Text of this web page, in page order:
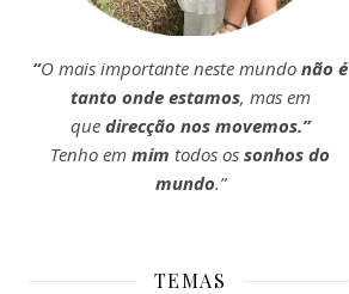
“O mais importante neste mundo não é
tanto onde estamos, mas em
que direcção nos movemos.”
Tenho em mim todos os sonhos do
mundo.”
TEMAS